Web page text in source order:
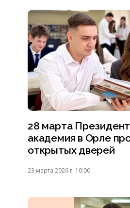
28 марта
академия в Орле
открытых дверей
23 марта 2026 г. 10:00